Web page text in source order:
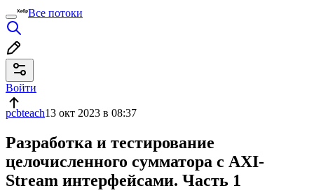
Все потоки
Войти
pcbteach13 окт 2023 в 08:37
Разработка и тестирование
целочисленного сумматора с AXI-
Stream интерфейсами. Часть 1